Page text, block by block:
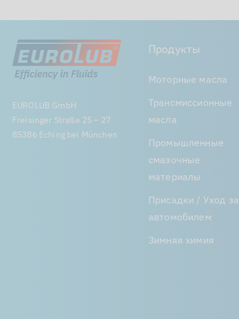
EUROLUB GmbH
Freisinger Straße 25 – 27
85386 Eching bei München
Продукты
Моторные масла
Трансмиссионные
масла
Промышленные
смазочные
материалы
Присадки / Уход за
автомобилем
Зимняя химия